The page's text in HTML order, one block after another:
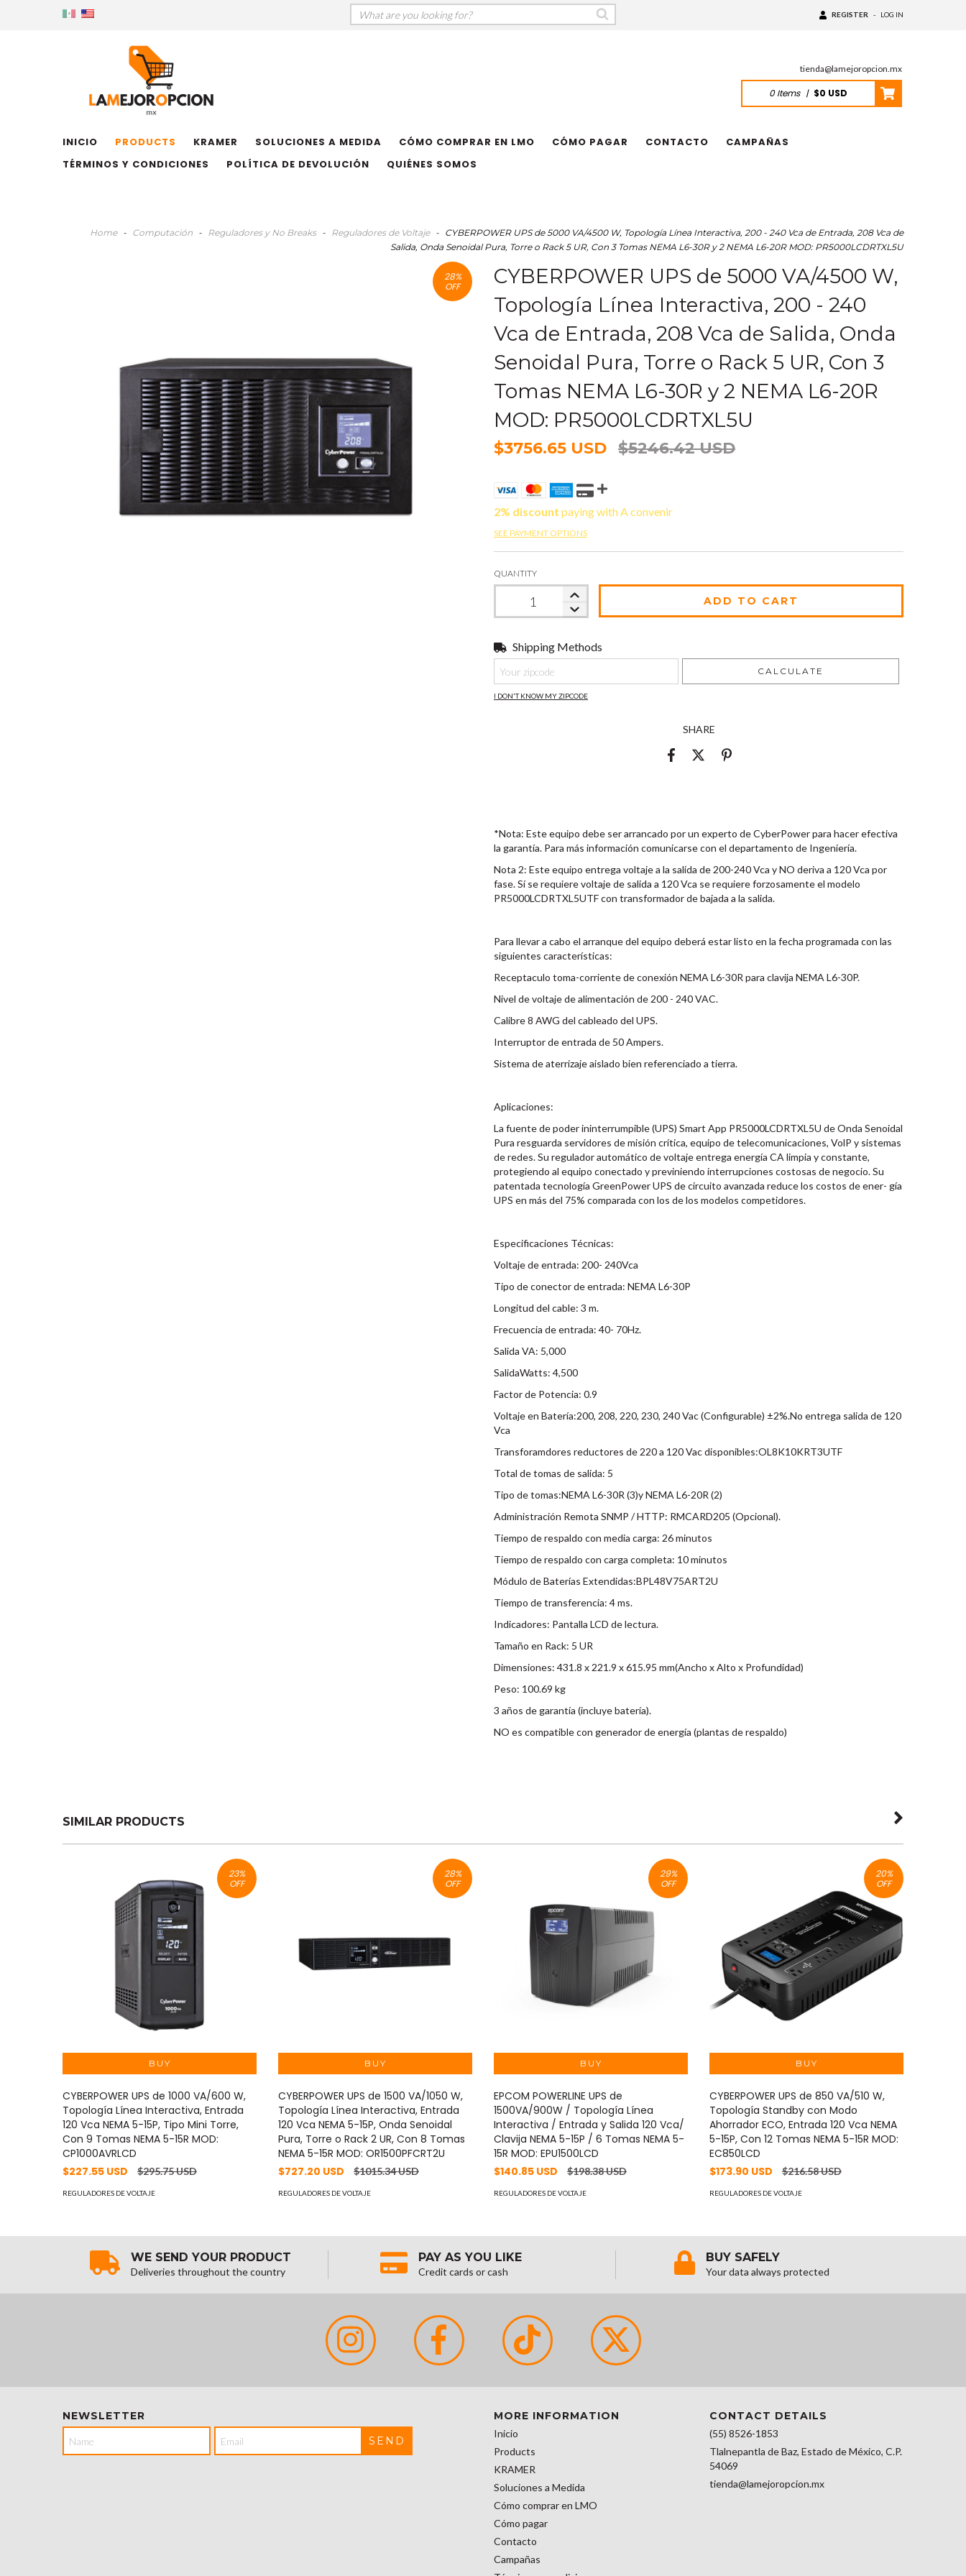
REGISTER - LOG IN
tienda@lamejoropcion.mx
0Items | $0 USD
INICIO PRODUCTS KRAMER SOLUCIONES A MEDIDA CÓMO COMPRAR EN LMO CÓMO PAGAR CONTACTO
CAMPAÑAS
TÉRMINOS Y CONDICIONES
POLÍTICA DE DEVOLUCIÓN QUIÉNES SOMOS
Home - Computación - Reguladores y No Breaks - Reguladores de Voltaje - CYBERPOWER UPS de 5000 VA/4500 W, Topología Línea Interactiva, 200 - 240 Vca de Entrada, 208 Vca de
Salida, Onda Senoidal Pura, Torre o Rack 5 UR, Con 3 Tomas NEMA L6-30R y 2 NEMA L6-20R MOD: PR5000LCDRTXL5U
28%
OFF
CYBERPOWER UPS de 5000 VA/4500 W,
Topología Línea Interactiva, 200 - 240
Vca de Entrada, 208 Vca de Salida, Onda
Senoidal Pura, Torre o Rack 5 UR, Con 3
Tomas NEMA L6-30R y 2 NEMA L6-20R
MOD: PR5000LCDRTXL5U
$3756.65 USD $5246.42 USD
2% discount paying with A convenir
SEE PAYMENT OPTIONS
QUANTITY
Shipping for zipcode:
Shipping Methods
CALCULATE
I DON'T KNOW MY ZIPCODE
SHARE
*Nota: Este equipo debe ser arrancado por un experto de CyberPower para hacer efectiva
la garantía. Para más información comunicarse con el departamento de Ingeniería.
Nota 2: Este equipo entrega voltaje a la salida de 200-240 Vca y NO deriva a 120 Vca por
fase. Sí se requiere voltaje de salida a 120 Vca se requiere forzosamente el modelo
PR5000LCDRTXL5UTF con transformador de bajada a la salida.
Para llevar a cabo el arranque del equipo deberá estar listo en la fecha programada con las
siguientes características:
Receptaculo toma-corriente de conexión NEMA L6-30R para clavija NEMA L6-30P.
Nivel de voltaje de alimentación de 200 - 240 VAC.
Calibre 8 AWG del cableado del UPS.
Interruptor de entrada de 50 Ampers.
Sistema de aterrizaje aislado bien referenciado a tierra.
Aplicaciones:
La fuente de poder ininterrumpible (UPS) Smart App PR5000LCDRTXL5U de Onda Senoidal
Pura resguarda servidores de misión crítica, equipo de telecomunicaciones, VolP y sistemas
de redes. Su regulador automático de voltaje entrega energía CA limpia y constante,
protegiendo al equipo conectado y previniendo interrupciones costosas de negocio. Su
patentada tecnología GreenPower UPS de circuito avanzada reduce los costos de ener- gía
UPS en más del 75% comparada con los de los modelos competidores.
Especificaciones Técnicas:
Voltaje de entrada: 200- 240Vca
Tipo de conector de entrada: NEMA L6-30P
Longitud del cable: 3 m.
Frecuencia de entrada: 40- 70Hz.
Salida VA: 5,000
SalidaWatts: 4,500
Factor de Potencia: 0.9
Voltaje en Batería:200, 208, 220, 230, 240 Vac (Configurable) ±2%.No entrega salida de 120
Vca
Transforamdores reductores de 220 a 120 Vac disponibles:OL8K10KRT3UTF
Total de tomas de salida: 5
Tipo de tomas:NEMA L6-30R (3)y NEMA L6-20R (2)
Administración Remota SNMP / HTTP: RMCARD205 (Opcional).
Tiempo de respaldo con media carga: 26 minutos
Tiempo de respaldo con carga completa: 10 minutos
Módulo de Baterías Extendidas:BPL48V75ART2U
Tiempo de transferencia: 4 ms.
Indicadores: Pantalla LCD de lectura.
Tamaño en Rack: 5 UR
Dimensiones: 431.8 x 221.9 x 615.95 mm(Ancho x Alto x Profundidad)
Peso: 100.69 kg
3 años de garantía (incluye batería).
NO es compatible con generador de energía (plantas de respaldo)
SIMILAR PRODUCTS
23%
OFF
CYBERPOWER UPS de 1000 VA/600 W,
Topología Línea Interactiva, Entrada
120 Vca NEMA 5-15P, Tipo Mini Torre,
Con 9 Tomas NEMA 5-15R MOD:
CP1000AVRLCD
$227.55 USD
$295.75 USD
REGULADORES DE VOLTAJE
28%
OFF
CYBERPOWER UPS de 1500 VA/1050 W,
Topología Línea Interactiva, Entrada
120 Vca NEMA 5-15P, Onda Senoidal
Pura, Torre o Rack 2 UR, Con 8 Tomas
NEMA 5-15R MOD: OR1500PFCRT2U
$727.20 USD
$1015.34 USD
REGULADORES DE VOLTAJE
29%
OFF
EPCOM POWERLINE UPS de
1500VA/900W / Topología Línea
Interactiva / Entrada y Salida 120 Vca/
Clavija NEMA 5-15P / 6 Tomas NEMA 5-
15R MOD: EPU1500LCD
$140.85 USD
$198.38 USD
REGULADORES DE VOLTAJE
20%
OFF
CYBERPOWER UPS de 850 VA/510 W,
Topología Standby con Modo
Ahorrador ECO, Entrada 120 Vca NEMA
5-15P, Con 12 Tomas NEMA 5-15R MOD:
EC850LCD
$173.90 USD
$216.58 USD
REGULADORES DE VOLTAJE
WE SEND YOUR PRODUCT
Deliveries throughout the country
PAY AS YOU LIKE
Credit cards or cash
BUY SAFELY
Your data always protected
NEWSLETTER MORE INFORMATION
Inicio
Products
KRAMER
Soluciones a Medida
Cómo comprar en LMO
Cómo pagar
Contacto
Campañas
CONTACT DETAILS
(55) 8526-1853
Tlalnepantla de Baz, Estado de México, C.P.
54069
tienda@lamejoropcion.mx